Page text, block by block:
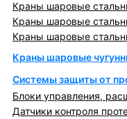
Краны шаровые
Краны шаровые
Краны шаровые
Краны шаровые
Системы защиты от
Блоки управления,
Датчики контроля